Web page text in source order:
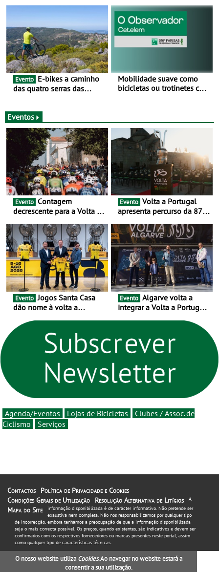
BTT e Gravel da UCI - Para
os anos de 2025 e 2026
Evento
das quatro serras das
e 10 de Junho
Mobilidade suave como
bicicletas ou trotinetes com
usam os automóveis
exclusivamente em áreas
urbanas
Eventos
Evento
decrescente para a Volta a
as 17 equipas de 2026
Evento
apresenta percurso da 87.ª
novo ciclo rumo ao
centenário
Evento Jogos Santa Casa
dão nome à volta a
um novo ciclo da prova
rumo ao centenário - Volta
a Portugal em Bicicleta
estará na estrada entre 5 e
16 de agosto
Evento
integrar a Volta a Portugal
Agenda/Eventos Lojas de Bicicletas
Clubes / Assoc. de
Ciclismo
Serviços
Contactos
Política de Privacidade e Cookies
Condições Gerais de Utilização
Resolução Alternativa de Litígios
Mapa do Site
A
informação disponibilizada é de carácter informativo. Não pretende ser
exaustiva nem completa. Não nos responsabilizamos por qualquer tipo
de incorrecção, embora tenhamos a preocupação de que a informação disponibilizada
seja o mais correcta possível. Os preços, quando existentes, são indicativos e devem ser
confirmados com os respectivos fornecedores ou marcas presentes neste portal, assim
como qualquer tipo de características técnicas.
O nosso website utiliza Cookies. Ao navegar no website estará a
consentir a sua utilização.